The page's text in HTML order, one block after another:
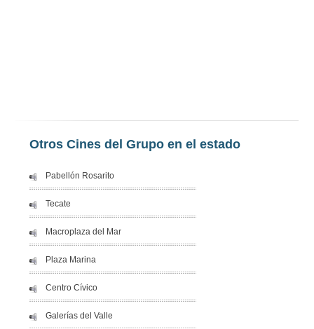
Otros Cines del Grupo en el estado
Pabellón Rosarito
Tecate
Macroplaza del Mar
Plaza Marina
Centro Cívico
Galerías del Valle